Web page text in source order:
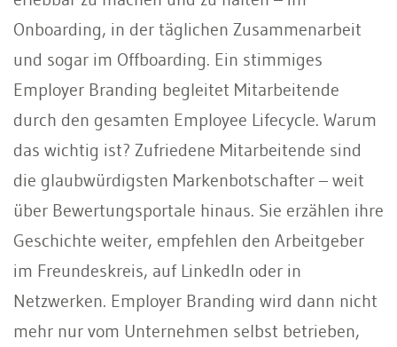
Onboarding, in der täglichen Zusammenarbeit
und sogar im Offboarding. Ein stimmiges
Employer Branding begleitet Mitarbeitende
durch den gesamten Employee Lifecycle. Warum
das wichtig ist? Zufriedene Mitarbeitende sind
die glaubwürdigsten Markenbotschafter – weit
über Bewertungsportale hinaus. Sie erzählen ihre
Geschichte weiter, empfehlen den Arbeitgeber
im Freundeskreis, auf LinkedIn oder in
Netzwerken. Employer Branding wird dann nicht
mehr nur vom Unternehmen selbst betrieben,